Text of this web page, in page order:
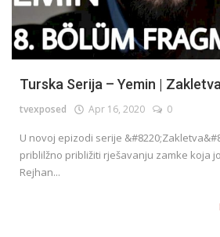
Turska Serija – Yemin |
tvexposed Apr 16, 2020 0
U novoj epizodi serije
priblilžno približiti rješavanju zamke koja
Rejhan...